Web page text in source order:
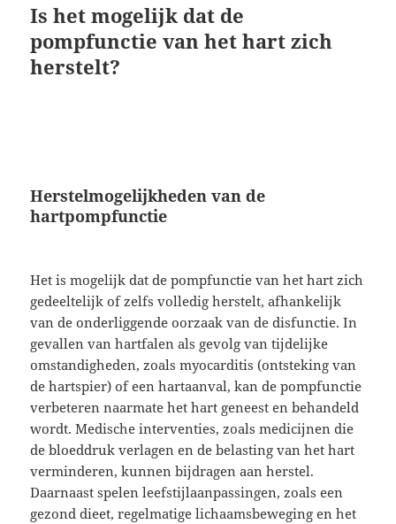
Is het mogelijk dat de
pompfunctie van het hart zich
herstelt?
Herstelmogelijkheden van de
hartpompfunctie
Het is mogelijk dat de pompfunctie van het hart zich
gedeeltelijk of zelfs volledig herstelt, afhankelijk
van de onderliggende oorzaak van de disfunctie. In
gevallen van hartfalen als gevolg van tijdelijke
omstandigheden, zoals myocarditis (ontsteking van
de hartspier) of een hartaanval, kan de pompfunctie
verbeteren naarmate het hart geneest en behandeld
wordt. Medische interventies, zoals medicijnen die
de bloeddruk verlagen en de belasting van het hart
verminderen, kunnen bijdragen aan herstel.
Daarnaast spelen leefstijlaanpassingen, zoals een
gezond dieet, regelmatige lichaamsbeweging en het